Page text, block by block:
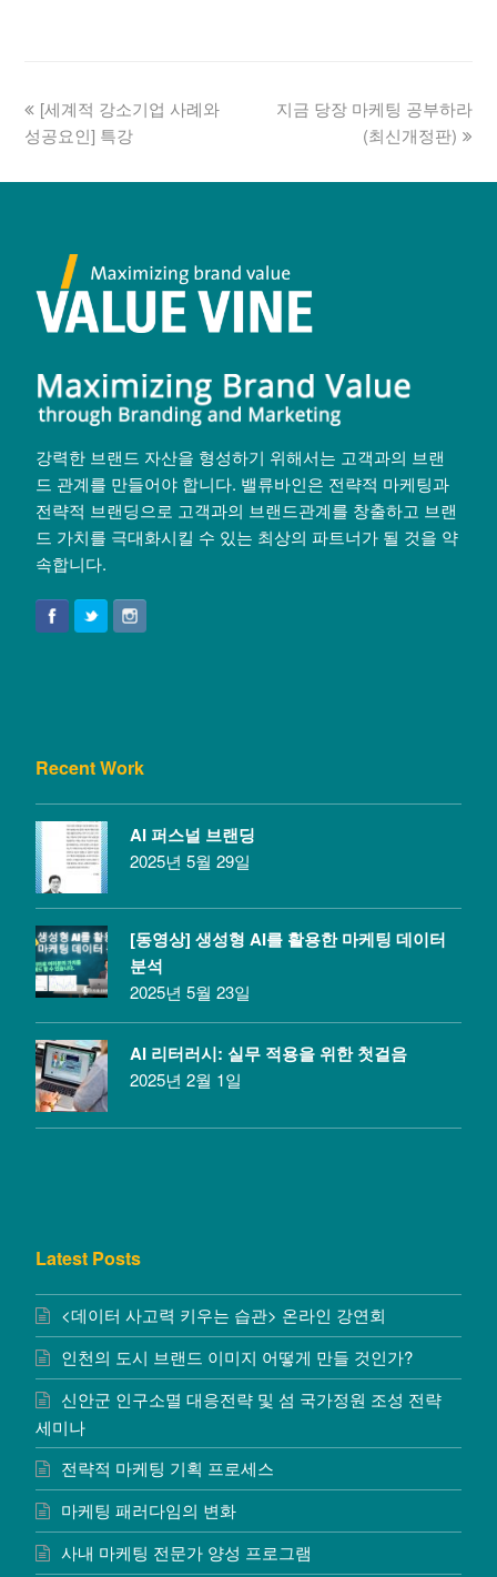
[세계적 강소기업 사례와
성공요인] 특강
지금 당장 마케팅 공부하라
(최신개정판)
강력한 브랜드 자산을 형성하기 위해서는 고객과의 브랜
드 관계를 만들어야 합니다. 밸류바인은 전략적 마케팅과
전략적 브랜딩으로 고객과의 브랜드관계를 창출하고 브랜
드 가치를 극대화시킬 수 있는 최상의 파트너가 될 것을 약
속합니다.
Recent Work
AI 퍼스널 브랜딩
2025년 5월 29일
[동영상] 생성형 AI를 활용한 마케팅 데이터
분석
2025년 5월 23일
AI 리터러시: 실무 적용을 위한 첫걸음
2025년 2월 1일
Latest Posts
<데이터 사고력 키우는 습관> 온라인 강연회
인천의 도시 브랜드 이미지 어떻게 만들 것인가?
신안군 인구소멸 대응전략 및 섬 국가정원 조성 전략
세미나
전략적 마케팅 기획 프로세스
마케팅 패러다임의 변화
사내 마케팅 전문가 양성 프로그램